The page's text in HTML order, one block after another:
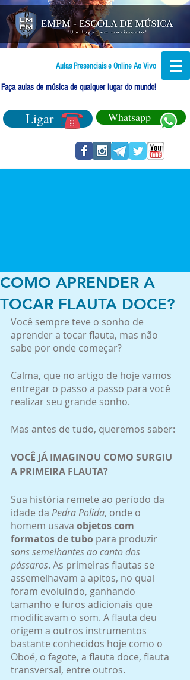
Aulas Presenciais e Online Ao Vivo
Faça aulas de música de qualquer lugar do mundo!
Ligar Whatsapp
COMO APRENDER A
TOCAR FLAUTA DOCE?
Você sempre teve o sonho de
aprender a tocar flauta, mas não
sabe por onde começar?
Calma, que no artigo de hoje vamos
entregar o passo a passo para você
realizar seu grande sonho.
Mas antes de tudo, queremos saber:
VOCÊ JÁ IMAGINOU COMO SURGIU
A PRIMEIRA FLAUTA?
Sua história remete ao período da
idade da Pedra Polida, onde o
homem usava objetos com
formatos de tubo para produzir
sons semelhantes ao canto dos
pássaros. As primeiras flautas se
assemelhavam a apitos, no qual
foram evoluindo, ganhando
tamanho e furos adicionais que
modificavam o som. A flauta deu
origem a outros instrumentos
bastante conhecidos hoje como o
Oboé, o fagote, a flauta doce, flauta
transversal, entre outros.